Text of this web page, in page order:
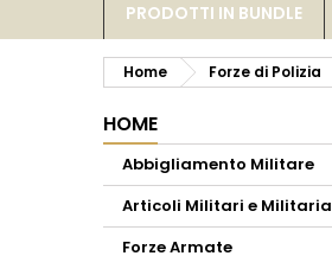
PRODOTTI IN BUNDLE
Home Forze di Polizia
HOME
Abbigliamento Militare
Articoli Militari e Militaria
Forze Armate